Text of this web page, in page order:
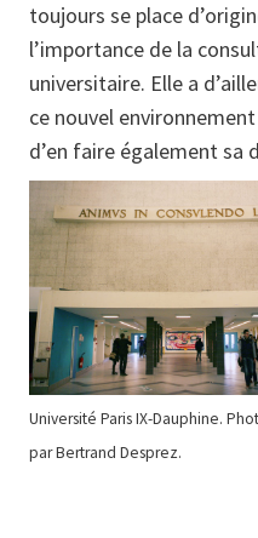
toujours se place
l’importance de la
universitaire. Elle a
ce nouvel
d’en faire également sa
Université Paris IX-Dauphine.
par Bertrand Desprez.